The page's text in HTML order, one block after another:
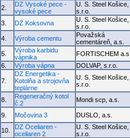
2.
DZ Vysoké pece -
vysoké pece
U. S. Steel Košice,
s.r.o.
3. DZ Koksovna
U. S. Steel Košice,
s.r.o.
4. Výroba cementu
Považská
cementáreň, a.s.
5.
Výroba karbidu
vápnika
FORTISCHEM a.s.
6.
Výroba vápna DOLVAP, s.r.o.
7.
DZ Energetika -
Kotolňa a strojovňa
teplárne
U. S. Steel Košice,
s.r.o.
8.
Regeneračný kotol
č.2
Mondi scp, a.s.
9. Močovina 3 DUSLO, a.s.
10.
DZ Oceliaren -
oceliaren 2
U. S. Steel Košice,
s.r.o.